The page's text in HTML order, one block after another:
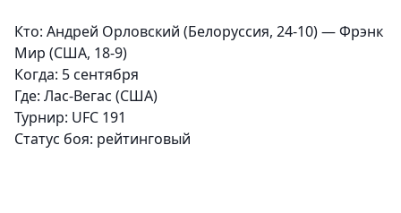
Кто: Андрей Орловский (Белоруссия, 24-10) — Фрэнк
Мир (США, 18-9)
Когда: 5 сентября
Где: Лас-Вегас (США)
Турнир: UFC 191
Статус боя: рейтинговый